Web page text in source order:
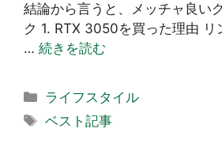
結論から言うと、メッチャ良い
ク 1. RTX 3050を買った理由
… 続きを読む
カ
テ
ライフスタイル
タ
ベスト記事